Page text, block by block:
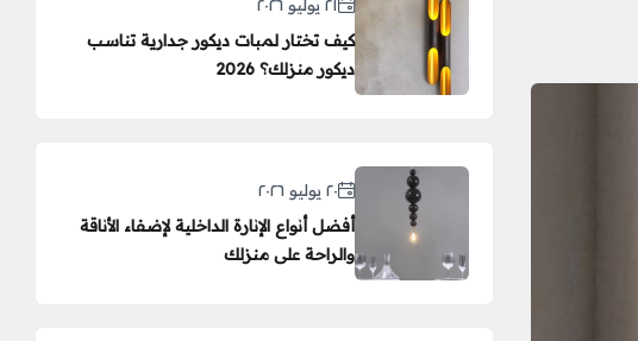
٢١ يوليو ٢٠٢٦
كيف تختار لمبات ديكور جدارية تناسب
ديكور منزلك؟ 2026
٢٠ يوليو ٢٠٢٦
أفضل أنواع الإنارة الداخلية لإضفاء الأناقة
والراحة على منزلك